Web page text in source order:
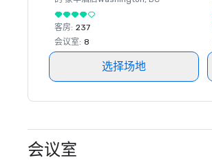
客房: 237
会议室: 8
选择场地
会议室